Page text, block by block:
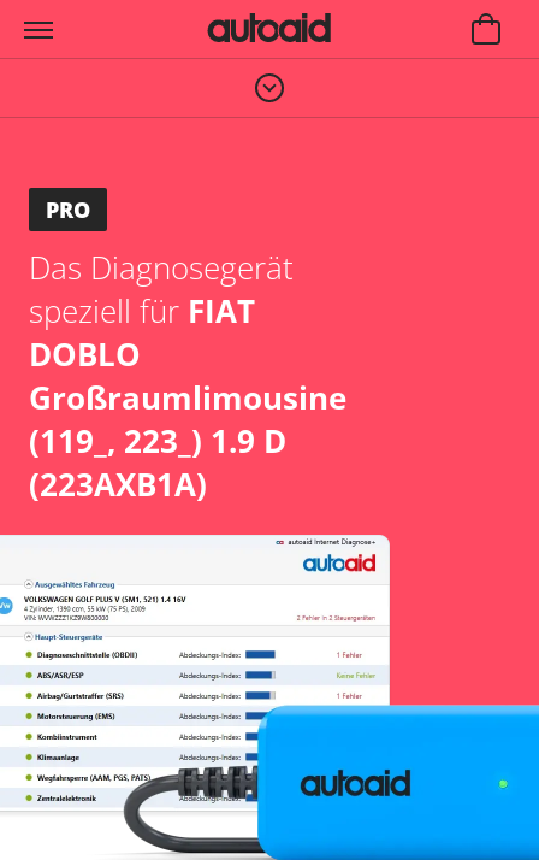
PRO
Das Diagnosegerät
speziell für FIAT
DOBLO
Großraumlimousine
(119_, 223_) 1.9 D
(223AXB1A)